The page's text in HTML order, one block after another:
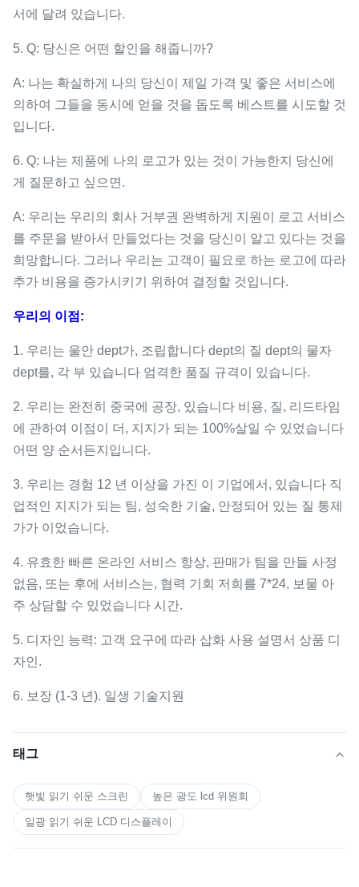
서에 달려 있습니다.
5. Q: 당신은 어떤 할인을 해줍니까?
A: 나는 확실하게 나의 당신이 제일 가격 및 좋은 서비스에
의하여 그들을 동시에 얻을 것을 돕도록 베스트를 시도할 것
입니다.
6. Q: 나는 제품에 나의 로고가 있는 것이 가능한지 당신에
게 질문하고 싶으면.
A: 우리는 우리의 회사 거부권 완벽하게 지원이 로고 서비스
를 주문을 받아서 만들었다는 것을 당신이 알고 있다는 것을
희망합니다. 그러나 우리는 고객이 필요로 하는 로고에 따라
추가 비용을 증가시키기 위하여 결정할 것입니다.
우리의 이점:
1. 우리는 울안 dept가, 조립합니다 dept의 질 dept의 물자
dept를, 각 부 있습니다 엄격한 품질 규격이 있습니다.
2. 우리는 완전히 중국에 공장, 있습니다 비용, 질, 리드타임
에 관하여 이점이 더, 지지가 되는 100%살일 수 있었습니다
어떤 양 순서든지입니다.
3. 우리는 경험 12 년 이상을 가진 이 기업에서, 있습니다 직
업적인 지지가 되는 팀, 성숙한 기술, 안정되어 있는 질 통제
가가 이었습니다.
4. 유효한 빠른 온라인 서비스 항상, 판매가 팀을 만들 사정
없음, 또는 후에 서비스는, 협력 기회 저희를 7*24, 보물 아
주 상담할 수 있었습니다 시간.
5. 디자인 능력: 고객 요구에 따라 삽화 사용 설명서 상품 디
자인.
6. 보장 (1-3 년). 일생 기술지원
태그
햇빛 읽기 쉬운 스크린 높은 광도 lcd 위원회
일광 읽기 쉬운 LCD 디스플레이